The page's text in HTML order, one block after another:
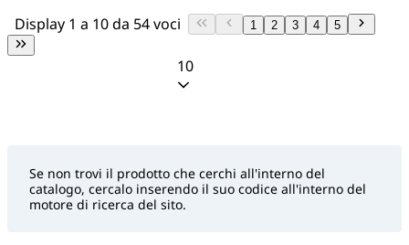
Display 1 a 10 da 54 voci 1 2 3 4 5
10
Se non trovi il prodotto che cerchi all'interno del
catalogo, cercalo inserendo il suo codice all'interno del
motore di ricerca del sito.